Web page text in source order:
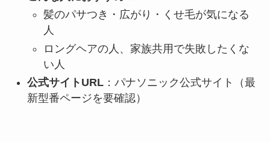
髪のパサつき・広がり・くせ毛が気になる
人
ロングヘアの人、家族共用で失敗したくな
い人
公式サイトURL：パナソニック公式サイト（最
新型番ページを要確認）